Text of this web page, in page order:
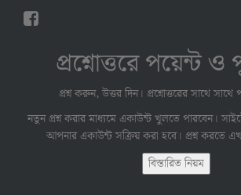
প্রশ্নোত্তরে পয়েন্ট ও
প্রশ্ন করুন, উত্তর দিন। প্রশ্নোত্তরের সাথে সাথে
নতুন প্রশ্ন করার মাধ্যমে একাউন্ট খুলতে পারবেন।
আপনার একাউন্ট সক্রিয় করা হবে। প্রশ্ন করতে
বিস্তারিত নিয়ম